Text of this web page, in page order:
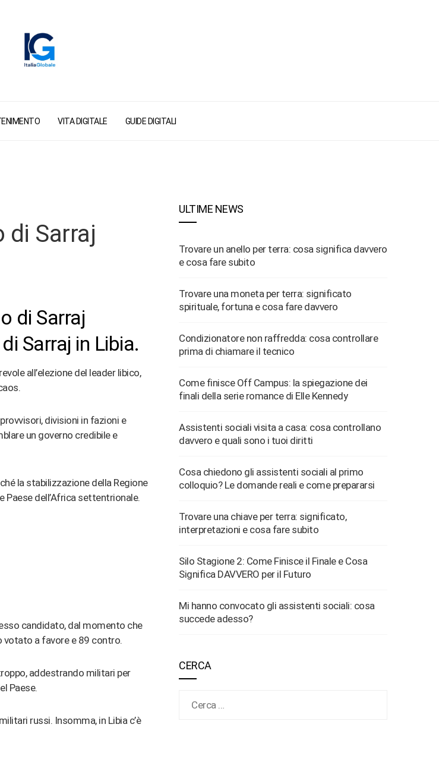
VITA DIGITALE GUIDE DIGITALI
di Sarraj
Sarraj in Libia.
all’elezione del leader libico,
divisioni in fazioni e
un governo credibile e
la stabilizzazione della Regione
Paese dell’Africa settentrionale.
candidato, dal momento che
votato a favore e 89 contro.
addestrando militari per
Paese.
russi. Insomma, in Libia c’è
ULTIME NEWS
Trovare un anello per terra: cosa significa davvero
e cosa fare subito
Trovare una moneta per terra: significato
spirituale, fortuna e cosa fare davvero
Condizionatore non raffredda: cosa controllare
prima di chiamare il tecnico
Come finisce Off Campus: la spiegazione dei
finali della serie romance di Elle Kennedy
Assistenti sociali visita a casa: cosa controllano
davvero e quali sono i tuoi diritti
Cosa chiedono gli assistenti sociali al primo
colloquio? Le domande reali e come prepararsi
Trovare una chiave per terra: significato,
interpretazioni e cosa fare subito
Silo Stagione 2: Come Finisce il Finale e Cosa
Significa DAVVERO per il Futuro
Mi hanno convocato gli assistenti sociali: cosa
succede adesso?
CERCA